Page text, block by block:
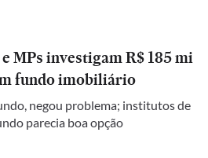
MPs investigam R$ 185 mi
fundo imobiliário
negou problema; institutos de
parecia boa opção